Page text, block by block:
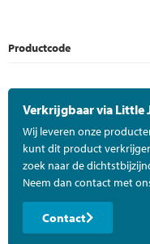
Productcode
Verkrijgbaar via Little
Wij leveren onze
kunt dit product
zoek naar de
Neem dan contact met
Contact